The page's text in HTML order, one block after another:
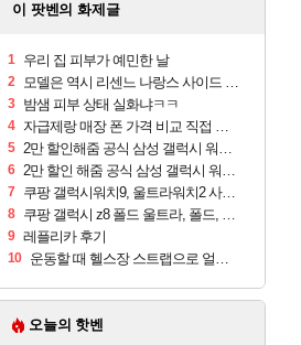
로아 애초에 홀딩저가가 짜치는게 이거임 ㅋㅋ
여행 선녀바위해수욕장
이 팟벤의 화제글
1 우리 집 피부가 예민한 날
2 모델은 역시 리센느 나랑스 사이드 1.25L 1박스
3 밤샘 피부 상태 실화냐ㅋㅋ
4 자급제랑 매장 폰 가격 비교 직접 안가도 되네요
5 2만 할인해줌 공식 삼성 갤럭시 워치9 크림, 40mm, 블루투스
6 2만 할인 해줌 공식 삼성 갤럭시 워치9 실버, 44mm, 블루투스
7 쿠팡 갤럭시워치9, 울트라워치2 사전구매 혜택 받아보세요
8 쿠팡 갤럭시 z8 폴드 울트라, 폴드, 플립 사전예약
9 레플리카 후기
10 운동할 때 헬스장 스트랩으로 얼굴 만졌다가 볼 뒤집어짐
오늘의 핫벤